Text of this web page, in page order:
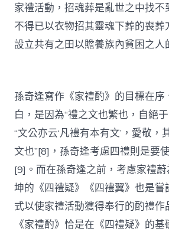
家禮活動，招魂葬是亂世之中找不
不得已以衣物招其靈魂下葬的喪葬
設立共有之田以贍養族內貧困之人
孫奇逢寫作《家禮酌》的目標在序
白，是因為“禮之文也繁也，自絕
“文公亦云‘凡禮有本有文’，愛敬，
文也”[8]，孫奇逢考慮四禮則是要
[9]。而在孫奇逢之前，考慮家禮
坤的《四禮疑》《四禮翼》也是
式以使家禮活動獲得奉行的酌禮作
《家禮酌》恰是在《四禮疑》的